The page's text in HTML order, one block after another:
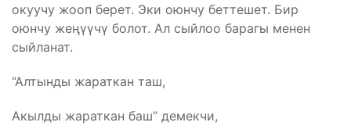
окуучу жооп берет. Эки оюнчу беттешет. Бир
оюнчу жеңүүчү болот. Ал сыйлоо барагы менен
сыйланат.
“Алтынды жараткан таш,
Акылды жараткан баш” демекчи,